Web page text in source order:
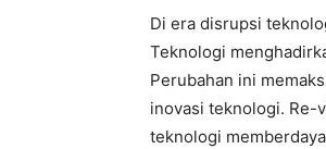
Di era disrupsi
Teknologi
Perubahan ini
inovasi teknologi. Re-
teknologi